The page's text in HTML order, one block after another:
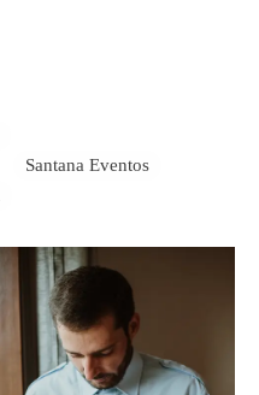
Santana Eventos